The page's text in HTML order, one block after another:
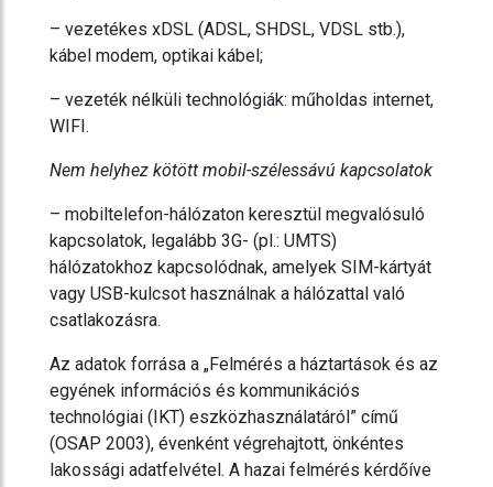
– vezetékes xDSL (ADSL, SHDSL, VDSL stb.),
kábel modem, optikai kábel;
– vezeték nélküli technológiák: műholdas internet,
WIFI.
Nem helyhez kötött mobil-szélessávú kapcsolatok
– mobiltelefon-hálózaton keresztül megvalósuló
kapcsolatok, legalább 3G- (pl.: UMTS)
hálózatokhoz kapcsolódnak, amelyek SIM-kártyát
vagy USB-kulcsot használnak a hálózattal való
csatlakozásra.
Az adatok forrása a „Felmérés a háztartások és az
egyének információs és kommunikációs
technológiai (IKT) eszközhasználatáról” című
(OSAP 2003), évenként végrehajtott, önkéntes
lakossági adatfelvétel. A hazai felmérés kérdőíve